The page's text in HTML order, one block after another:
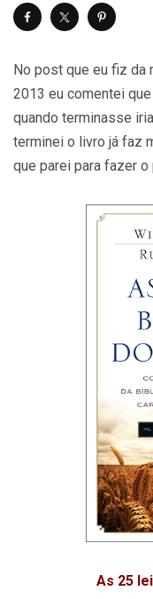
No post que eu fiz da
2013 eu comentei
quando terminasse
terminei o livro já faz
que parei para fazer o
As 25